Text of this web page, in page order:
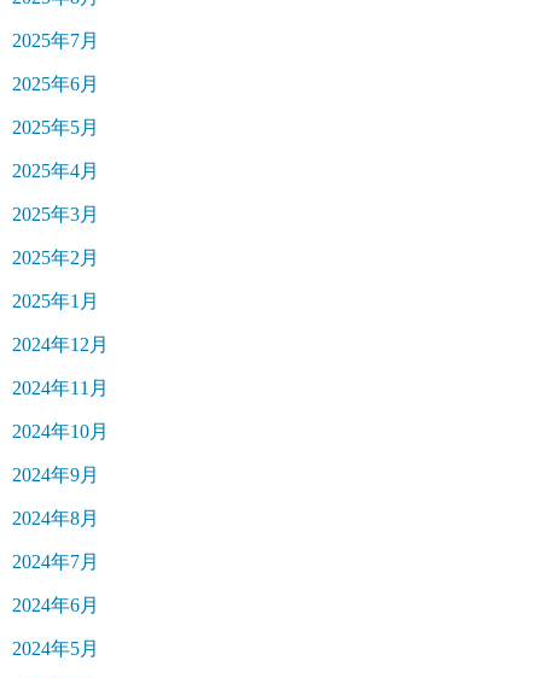
2025年7月
2025年6月
2025年5月
2025年4月
2025年3月
2025年2月
2025年1月
2024年12月
2024年11月
2024年10月
2024年9月
2024年8月
2024年7月
2024年6月
2024年5月